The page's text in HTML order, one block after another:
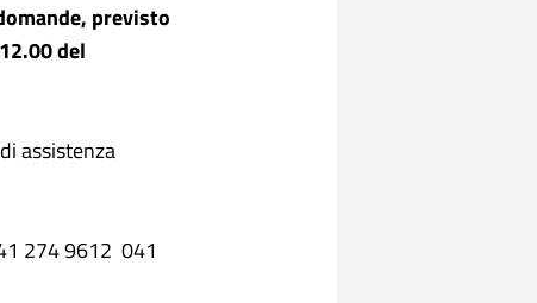
previsto
del
assistenza
274 9612 041